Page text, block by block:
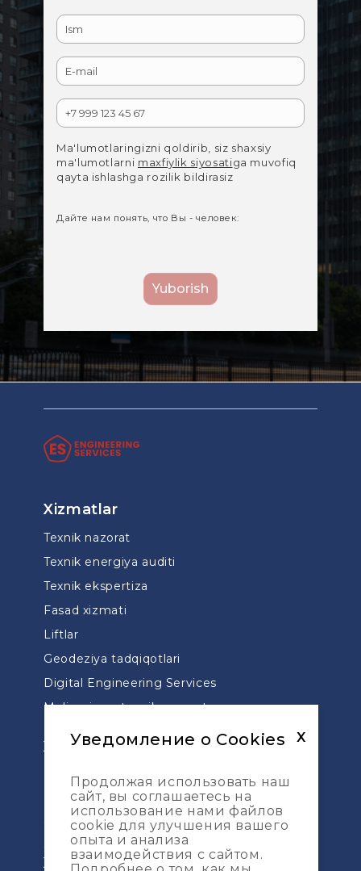
Ma'lumotlaringizni qoldirib, siz shaxsiy
ma'lumotlarni maxfiylik siyosatiga muvofiq
qayta ishlashga rozilik bildirasiz
Дайте нам понять, что Вы - человек:
Xizmatlar
Texnik nazorat
Texnik energiya auditi
Texnik ekspertiza
Fasad xizmati
Liftlar
Geodeziya tadqiqotlari
Digital Engineering Services
Moliyaviy va texnik nazorat
Dizayn
Xizmatlar
Loyihalarni boshqarish
DDU loyihalarini qo’llab-quvvatlash
Geodeziya tadqiqotlari
Geodeziya taqsimoti
Xarita
Уведомление о Cookies
Продолжая использовать наш
сайт, вы соглашаетесь на
использование нами файлов
cookie для улучшения вашего
опыта и анализа
взаимодействия с сайтом.
X